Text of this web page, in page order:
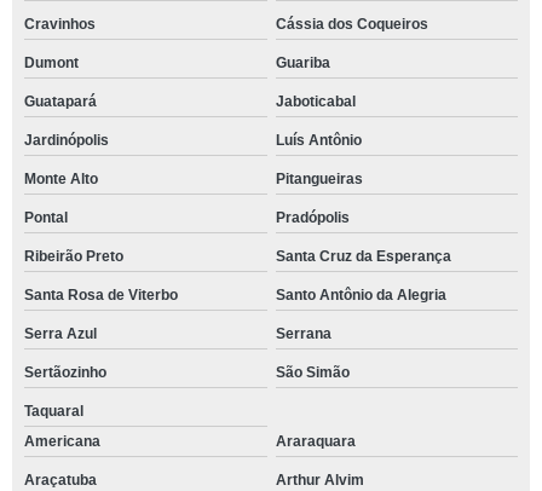
Cravinhos Cássia dos Coqueiros
Dumont Guariba
Guatapará Jaboticabal
Jardinópolis Luís Antônio
Monte Alto Pitangueiras
Pontal Pradópolis
Ribeirão Preto Santa Cruz da Esperança
Santa Rosa de Viterbo Santo Antônio da Alegria
Serra Azul Serrana
Sertãozinho São Simão
Taquaral
Americana
Araraquara
Araçatuba Arthur Alvim